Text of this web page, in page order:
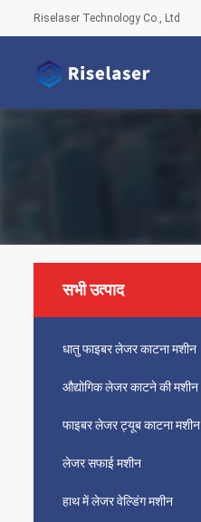
Riselaser Technology Co., Ltd
सभी उत्पाद
धातु फाइबर लेजर काटना मशीन
औद्योगिक लेजर काटने की मशीन
फाइबर लेजर ट्यूब काटना मशीन
लेजर सफाई मशीन
हाथ में लेजर वेल्डिंग मशीन